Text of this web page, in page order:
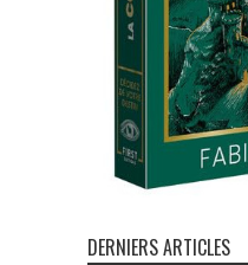
DERNIERS ARTICLES